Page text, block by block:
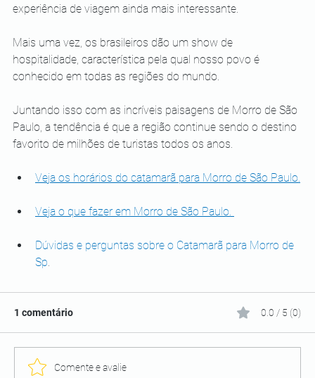
experiência de viagem ainda mais interessante.
Mais uma vez, os brasileiros dão um show de
hospitalidade, característica pela qual nosso povo é
conhecido em todas as regiões do mundo.
Juntando isso com as incríveis paisagens de Morro de São
Paulo, a tendência é que a região continue sendo o destino
favorito de milhões de turistas todos os anos.
Veja os horários do catamarã para Morro de São Paulo.
Veja o que fazer em Morro de São Paulo.
Dúvidas e perguntas sobre o Catamarã para Morro de
Sp.
1 comentário 0.0 / 5 (0)
Comente e avalie